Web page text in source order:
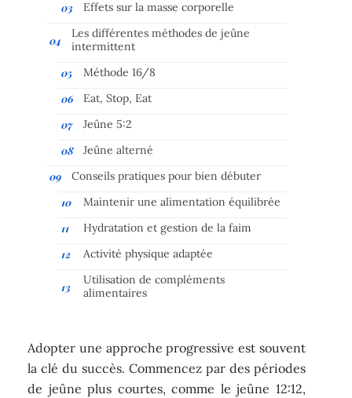
Effets sur la masse corporelle
Les différentes méthodes de jeûne
intermittent
Méthode 16/8
Eat, Stop, Eat
Jeûne 5:2
Jeûne alterné
Conseils pratiques pour bien débuter
Maintenir une alimentation équilibrée
Hydratation et gestion de la faim
Activité physique adaptée
Utilisation de compléments
alimentaires
Adopter une approche progressive est souvent
la clé du succès. Commencez par des périodes
de jeûne plus courtes, comme le jeûne 12:12,